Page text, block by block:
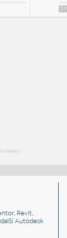
library
Revit,
další Autodesk